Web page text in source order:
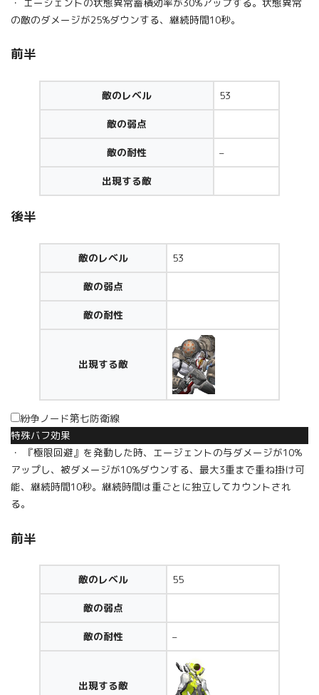
の敵のダメージが25%ダウンする、継続時間10秒。
前半
敵のレベル 53
敵の弱点
敵の耐性 –
出現する敵
後半
敵のレベル 53
敵の弱点
敵の耐性
出現する敵
紛争ノード第七防衛線
特殊バフ効果
・ 『極限回避』を発動した時、エージェントの与ダメージが10%
アップし、被ダメージが10%ダウンする、最大3重まで重ね掛け可
能、継続時間10秒。継続時間は重ごとに独立してカウントされ
る。
前半
敵のレベル 55
敵の弱点
敵の耐性 –
出現する敵